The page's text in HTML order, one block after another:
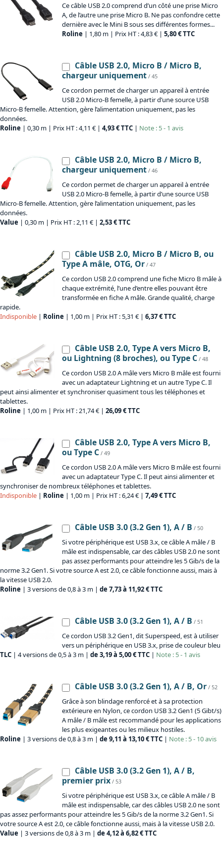
Ce câble USB 2.0 comprend d’un côté une prise Micro
A, de l’autre une prise Micro B. Ne pas confondre cette
dernière avec le Mini B sous ses différentes formes...
Roline | 1,80 m | Prix HT : 4,83 € | 5,80 € TTC
Câble USB 2.0, Micro B / Micro B,
chargeur uniquement / 45
Ce cordon permet de charger un appareil à entrée
USB 2.0 Micro-B femelle, à partir d’une source USB
Micro-B femelle. Attention, gère l’alimentation uniquement, pas les
données.
Roline | 0,30 m | Prix HT : 4,11 € | 4,93 € TTC | Note : 5 - 1 avis
Câble USB 2.0, Micro B / Micro B,
chargeur uniquement / 46
Ce cordon permet de charger un appareil à entrée
USB 2.0 Micro-B femelle, à partir d’une source USB
Micro-B femelle. Attention, gère l’alimentation uniquement, pas les
données.
Value | 0,30 m | Prix HT : 2,11 € | 2,53 € TTC
Câble USB 2.0, Micro B / Micro B, ou
Type A mâle, OTG, Or / 47
Ce cordon USB 2.0 comprend une fiche Micro B mâle à
chaque extrémité, l’une d’entre elles pouvant être
transformée en fiche A mâle. Grande qualité, charge
rapide.
Indisponible | Roline | 1,00 m | Prix HT : 5,31 € | 6,37 € TTC
Câble USB 2.0, Type A vers Micro B,
ou Lightning (8 broches), ou Type C / 48
Ce cordon USB 2.0 A mâle vers Micro B mâle est fourni
avec un adaptateur Lightning et un autre Type C. Il
peut ainsi alimenter et synchroniser quasiment tous les téléphones et
tablettes.
Roline | 1,00 m | Prix HT : 21,74 € | 26,09 € TTC
Câble USB 2.0, Type A vers Micro B,
ou Type C / 49
Ce cordon USB 2.0 A mâle vers Micro B mâle est fourni
avec un adaptateur Type C. Il peut ainsi alimenter et
synchroniser de nombreux téléphones et tablettes.
Indisponible | Roline | 1,00 m | Prix HT : 6,24 € | 7,49 € TTC
Câble USB 3.0 (3.2 Gen 1), A / B / 50
Si votre périphérique est USB 3.x, ce câble A mâle / B
mâle est indispensable, car des câbles USB 2.0 ne sont
pas assez performants pour atteindre les 5 Gib/s de la
norme 3.2 Gen1. Si votre source A est 2.0, ce câble fonctionne aussi, mais à
la vitesse USB 2.0.
Roline | 3 versions de 0,8 à 3 m | de 7,73 à 11,92 € TTC
Câble USB 3.0 (3.2 Gen 1), A / B / 51
Ce cordon USB 3.2 Gen1, dit Superspeed, est à utiliser
vers un périphérique en USB 3.x, prise de couleur bleu
TLC | 4 versions de 0,5 à 3 m | de 3,19 à 5,00 € TTC | Note : 5 - 1 avis
Câble USB 3.0 (3.2 Gen 1), A / B, Or / 52
Grâce à son blindage renforcé et à sa protection
extérieure en Nylon, ce cordon USB 3.2 Gen1 (5 Gibt/s)
A mâle / B mâle est recommandé pour les applications
les plus exigeantes ou les milieux hostiles.
Roline | 3 versions de 0,8 à 3 m | de 9,11 à 13,10 € TTC | Note : 5 - 10 avis
Câble USB 3.0 (3.2 Gen 1), A / B,
premier prix / 53
Si votre périphérique est USB 3.x, ce câble A mâle / B
mâle est indispensable, car des câbles USB 2.0 ne sont
pas assez performants pour atteindre les 5 Gib/s de la norme 3.2 Gen1. Si
votre source A est 2.0, ce câble fonctionne aussi, mais à la vitesse USB 2.0.
Value | 3 versions de 0,8 à 3 m | de 4,12 à 6,82 € TTC